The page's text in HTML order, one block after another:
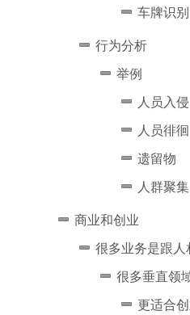
车牌识别
行为分析
举例
人员入侵
人员徘徊
遗留物
人群聚集
商业和创业
很多业务是跟人
很多垂直领
更适合